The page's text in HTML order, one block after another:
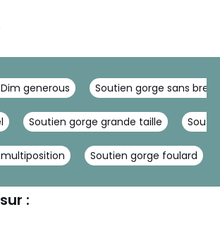
generous Soutien gorge sans
Soutien gorge grande taille
Soutien gorge foulard
: